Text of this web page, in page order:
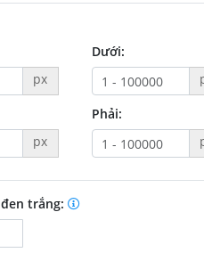
px
Dưới:
px
Phải:
trắng: